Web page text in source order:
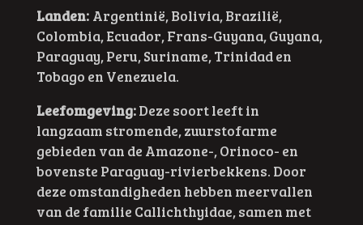
Landen: Argentinië, Bolivia, Brazilië,
Colombia, Ecuador, Frans-Guyana, Guyana,
Paraguay, Peru, Suriname, Trinidad en
Tobago en Venezuela.
Leefomgeving:Deze soort leeft in
langzaam stromende, zuurstofarme
gebieden van de Amazone-, Orinoco- en
bovenste Paraguay-rivierbekkens. Door
deze omstandigheden hebben meervallen
van de familie Callichthyidae, samen met